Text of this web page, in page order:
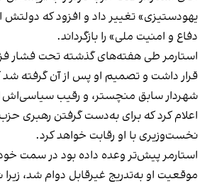
یهودستیزی» تغییر داد و افزود که دولتش
دفاع و امنیت ملی» را بازگرداند.
استارمر طی هفته‌های گذشته تحت فشار
قرار داشت و تصمیم او پس از آن گرفته شد
شهردار سابق منچستر، و رقیب سیاسی‌اش
اعلام کرد که برای به‌دست گرفتن رهبری
نخست‌وزیری با او رقابت خواهد کرد.
استارمر پیش‌تر وعده داده بود در سمت خود
موقعیت او به‌تدریج غیرقابل دوام شد،